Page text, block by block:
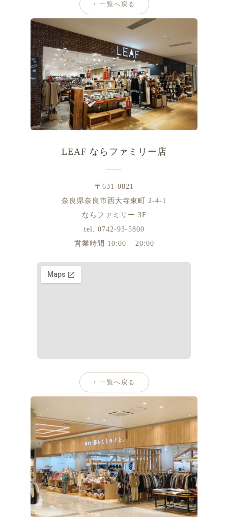
↑ 一覧へ戻る
NARA
LEAF ならファミリー店
〒631-0821
奈良県奈良市西大寺東町 2-4-1
ならファミリー 3F
tel. 0742-93-5800
営業時間 10:00 – 20:00
↑ 一覧へ戻る
HIROSHIMA